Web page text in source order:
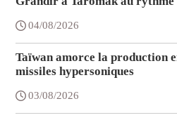
04/08/2026
Taïwan amorce la production
missiles hypersoniques
03/08/2026